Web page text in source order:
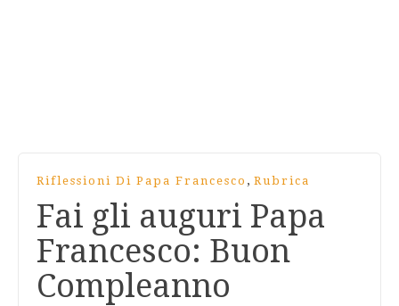
Riflessioni Di Papa Francesco , Rubrica
Fai gli auguri Papa
Francesco: Buon
Compleanno